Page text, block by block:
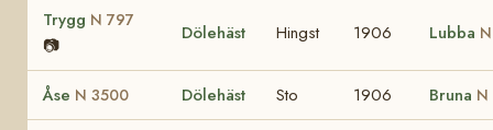
Trygg N 797
📷
Dölehäst Hingst 1906 Lubba
Åse N 3500 Dölehäst Sto 1906 Bruna